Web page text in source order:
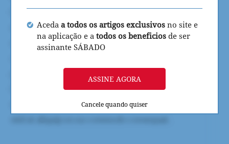
Aceda a todos os artigos exclusivos no site e
na aplicação e a todos os beneficios de ser
assinante SÁBADO
ASSINE AGORA
Cancele quando quiser